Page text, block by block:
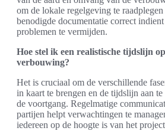
om de lokale regelgeving te
benodigde documentatie correct
problemen te vermijden.
Hoe stel ik een realistische tijdslijn
verbouwing?
Het is cruciaal om de verschillende
in kaart te brengen en de tijdslijn aan te
de voortgang. Regelmatige
partijen helpt verwachtingen te
iedereen op de hoogte is van het